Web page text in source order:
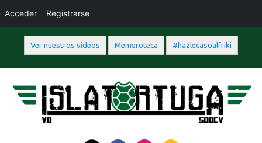
Ver nuestros videos Memeroteca #hazlecasoalfriki
Acceder Registrarse
contenido